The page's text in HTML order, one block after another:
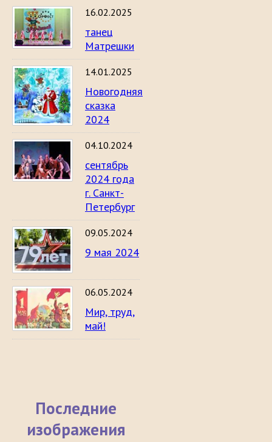
16.02.2025
танец
Матрешки
14.01.2025
Новогодняя
сказка
2024
04.10.2024
сентябрь
2024 года
г. Санкт-
Петербург
09.05.2024
9 мая 2024
06.05.2024
Мир, труд,
май!
Последние
изображения